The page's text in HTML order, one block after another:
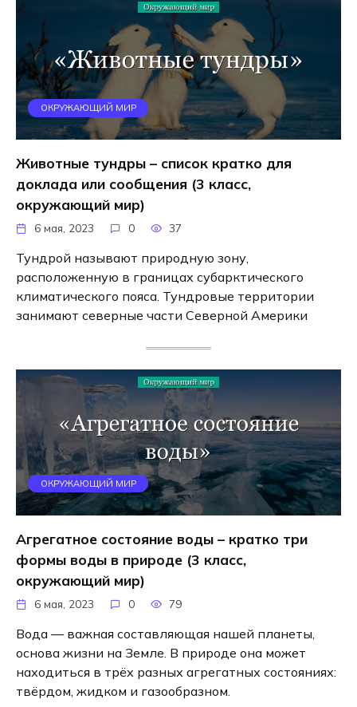
ОКРУЖАЮЩИЙ МИР
Животные тундры – список кратко для
доклада или сообщения (3 класс,
окружающий мир)
6 мая, 2023 0 37
Тундрой называют природную зону,
расположенную в границах субарктического
климатического пояса. Тундровые территории
занимают северные части Северной Америки
ОКРУЖАЮЩИЙ МИР
Агрегатное состояние воды – кратко три
формы воды в природе (3 класс,
окружающий мир)
6 мая, 2023 0 79
Вода — важная составляющая нашей планеты,
основа жизни на Земле. В природе она может
находиться в трёх разных агрегатных состояниях:
твёрдом, жидком и газообразном.